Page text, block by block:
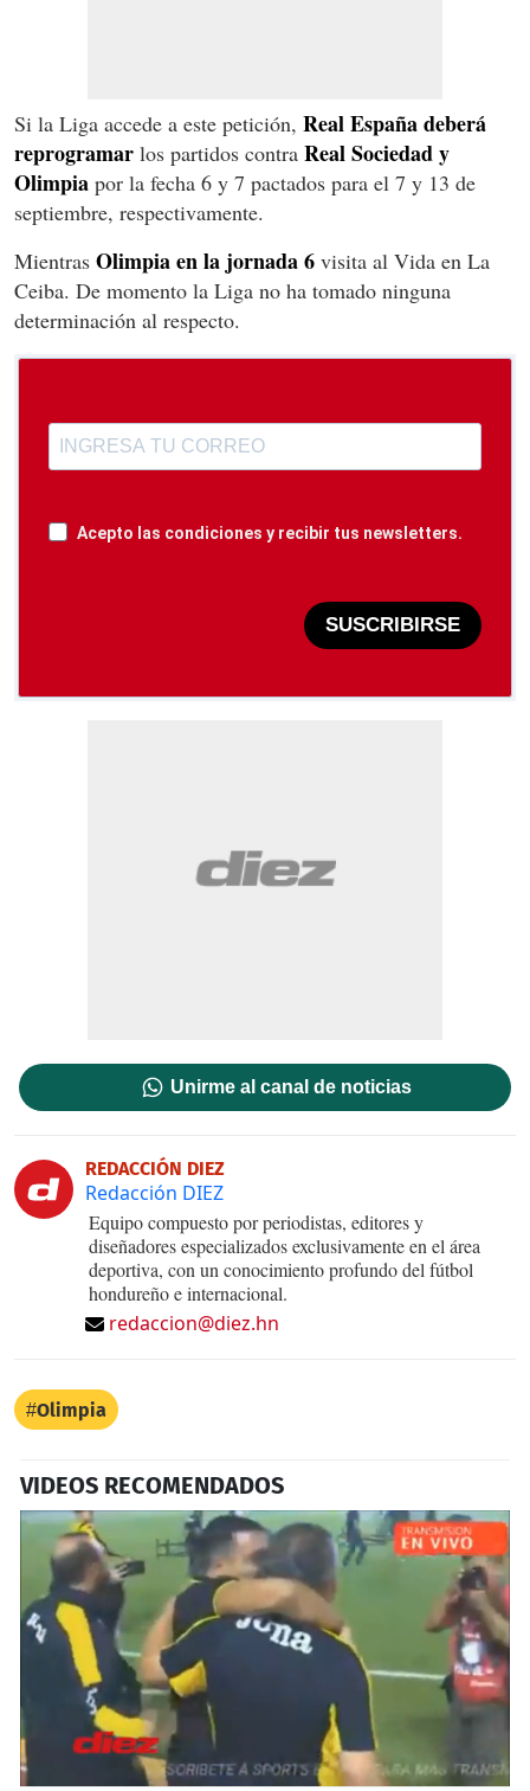
Si la Liga accede a este petición, Real España deberá
reprogramar los partidos contra Real Sociedad y
Olimpia por la fecha 6 y 7 pactados para el 7 y 13 de
septiembre, respectivamente.
Mientras Olimpia en la jornada 6 visita al Vida en La
Ceiba. De momento la Liga no ha tomado ninguna
determinación al respecto.
Acepto las condiciones y recibir tus newsletters.
SUSCRIBIRSE
Unirme al canal de noticias
REDACCIÓN DIEZ
Redacción DIEZ
Equipo compuesto por periodistas, editores y
diseñadores especializados exclusivamente en el área
deportiva, con un conocimiento profundo del fútbol
hondureño e internacional.
redaccion@diez.hn
Olimpia
VIDEOS RECOMENDADOS